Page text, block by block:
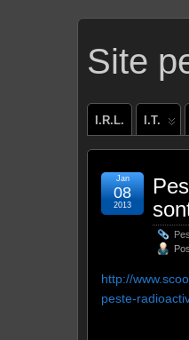
Site
I.R.L. I.T.
Jan
08
2013
http://
peste-